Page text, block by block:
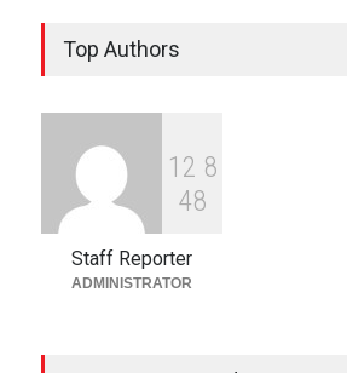
বৈশ্বিক প্রতিযোগিতা
পোশাক শিল্পে নতুন উদ্যোগ
Top Authors
1 2 8
48
Staff Reporter
ADMINISTRATOR